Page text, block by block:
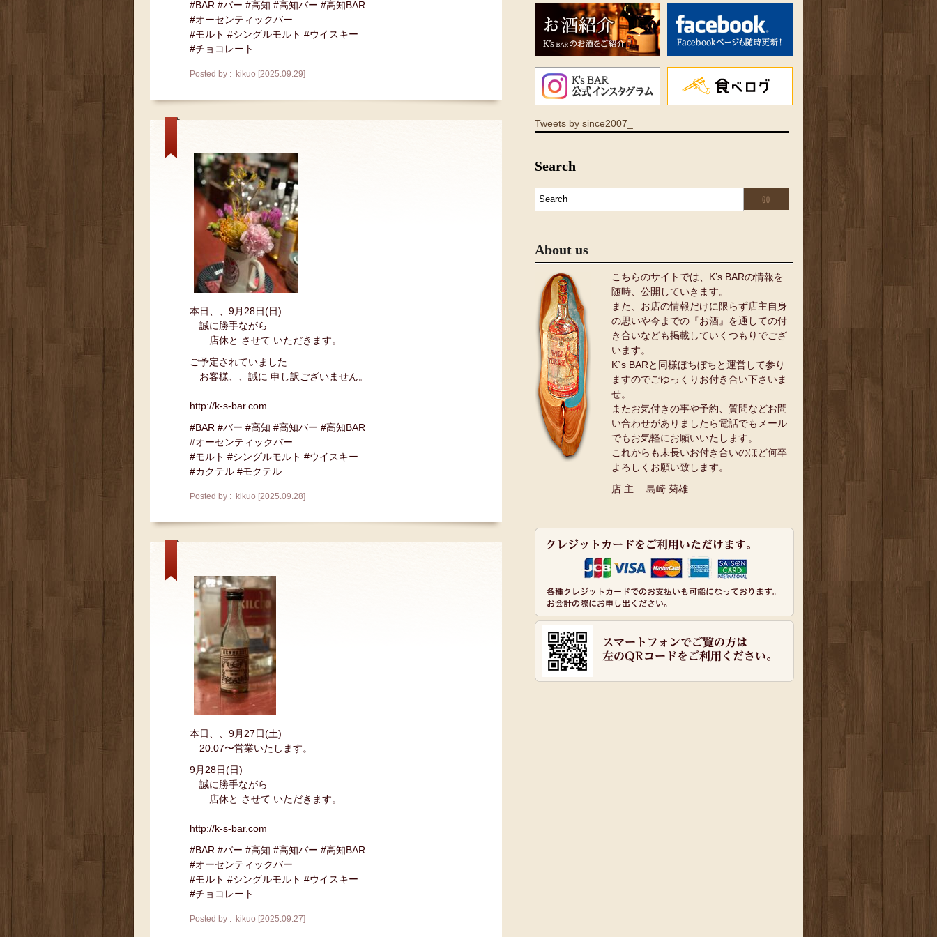
#BAR #バー #高知 #高知バー #高知BAR
#オーセンティックバー
#モルト #シングルモルト #ウイスキー
#チョコレート
Posted by : kikuo [2025.09.29]
本日、、9月28日(日)
誠に勝手ながら
店休と させて いただきます。
ご予定されていました
お客様、、誠に 申し訳ございません。
http://k-s-bar.com
#BAR #バー #高知 #高知バー #高知BAR
#オーセンティックバー
#モルト #シングルモルト #ウイスキー
#カクテル #モクテル
Posted by : kikuo [2025.09.28]
本日、、9月27日(土)
20:07〜営業いたします。
9月28日(日)
誠に勝手ながら
店休と させて いただきます。
http://k-s-bar.com
#BAR #バー #高知 #高知バー #高知BAR
#オーセンティックバー
#モルト #シングルモルト #ウイスキー
#チョコレート
Posted by : kikuo [2025.09.27]
Tweets by since2007_
Search
About us
こちらのサイトでは、K’s BARの情報を
随時、公開していきます。
また、お店の情報だけに限らず店主自身
の思いや今までの『お酒』を通しての付
き合いなども掲載していくつもりでござ
います。
K`s BARと同様ぼちぼちと運営して参り
ますのでごゆっくりお付き合い下さいま
せ。
またお気付きの事や予約、質問などお問
い合わせがありましたら電話でもメール
でもお気軽にお願いいたします。
これからも末長いお付き合いのほど何卒
よろしくお願い致します。
店 主 島崎 菊雄